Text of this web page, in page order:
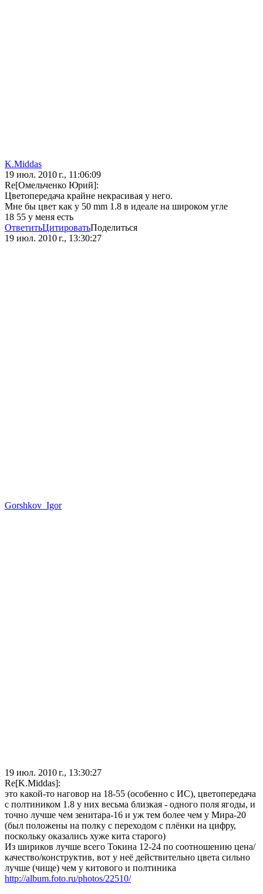
K.Middas
19 июл. 2010 г., 11:06:09
Re[Омельченко Юрий]:
Цветопередача крайне некрасивая у него.
Мне бы цвет как у 50 mm 1.8 в идеале на широком угле
18 55 у меня есть
ОтветитьЦитироватьПоделиться
19 июл. 2010 г., 13:30:27
Gorshkov_Igor
19 июл. 2010 г., 13:30:27
Re[K.Middas]:
это какой-то наговор на 18-55 (особенно с ИС), цветопередача
с полтиником 1.8 у них весьма близкая - одного поля ягоды, и
точно лучше чем зенитара-16 и уж тем более чем у Мира-20
(был положены на полку с переходом с плёнки на цифру,
поскольку оказались хуже кита старого)
Из шириков лучше всего Токина 12-24 по соотношению цена/
качество/конструктив, вот у неё действительно цвета сильно
лучше (чище) чем у китового и полтиника
http://album.foto.ru/photos/22510/